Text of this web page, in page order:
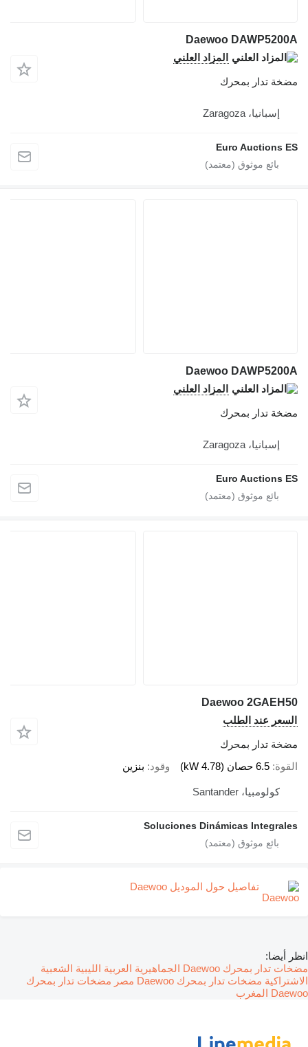
Daewoo DAWP5200A
المزاد العلني
مضخة تدار بمحرك
إسبانيا، Zaragoza
Euro Auctions ES
Daewoo DAWP5200A
المزاد العلني
مضخة تدار بمحرك
إسبانيا، Zaragoza
Euro Auctions ES
Daewoo 2GAEH50
السعر عند الطلب
مضخة تدار بمحرك
القوة 6.5 حصان (4.78 kW) وقود بنزين
كولومبيا، Santander
Soluciones Dinámicas Integrales
تفاصيل حول الموديل Daewoo
انظر أيضا:
مضخات تدار بمحرك Daewoo الجماهيرية العربية الليبية الشعبية
الاشتراكية مضخات تدار بمحرك Daewoo مصر
مضخات تدار بمحرك
Daewoo المغرب